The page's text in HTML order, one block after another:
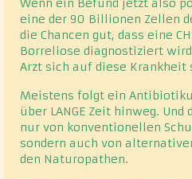
Wenn ein Befund jetzt also
eine der 90 Billionen Zellen
die Chancen gut, dass eine
Borreliose diagnostiziert
Arzt sich auf diese
Meistens folgt ein
über LANGE Zeit hinweg.
nur von konventionellen
sondern auch von
den Naturopathen.